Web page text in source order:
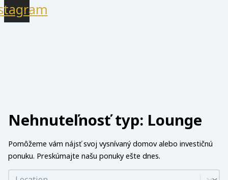
Nehnuteľnosť typ: Lounge
Pomôžeme vám nájsť svoj vysnívaný domov alebo investičnú
ponuku. Preskúmajte našu ponuky ešte dnes.
Lokalita - Mesto
Select content